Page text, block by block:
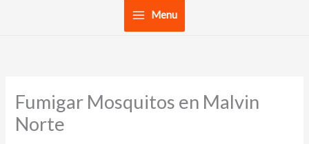
Menu
Fumigar Mosquitos en Malvin
Norte